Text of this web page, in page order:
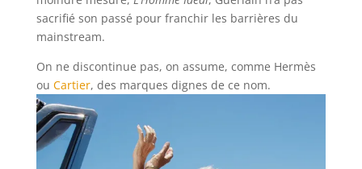
sacrifié son passé pour franchir les barrières du
mainstream.
On ne discontinue pas, on assume, comme Hermès
ou Cartier, des marques dignes de ce nom.